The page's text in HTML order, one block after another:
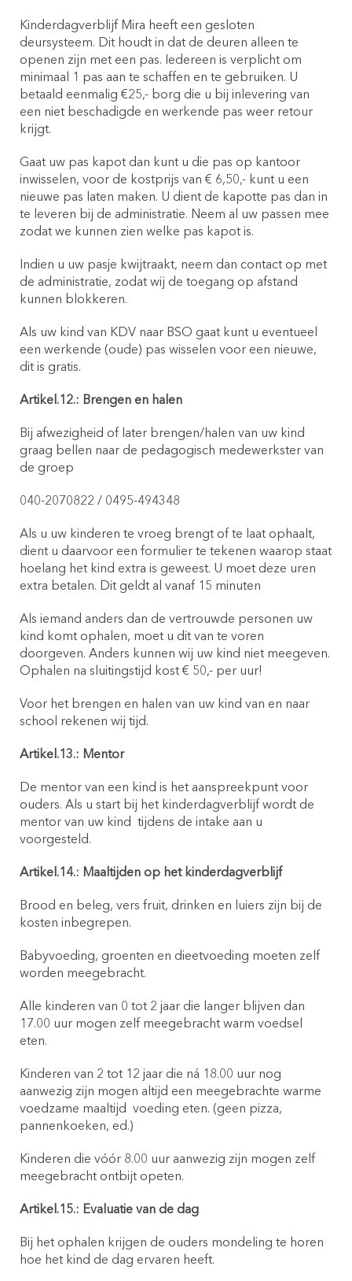
Kinderdagverblijf Mira heeft een gesloten
deursysteem. Dit houdt in dat de deuren alleen te
openen zijn met een pas. Iedereen is verplicht om
minimaal 1 pas aan te schaffen en te gebruiken. U
betaald eenmalig €25,- borg die u bij inlevering van
een niet beschadigde en werkende pas weer retour
krijgt.
Gaat uw pas kapot dan kunt u die pas op kantoor
inwisselen, voor de kostprijs van € 6,50,- kunt u een
nieuwe pas laten maken. U dient de kapotte pas dan in
te leveren bij de administratie. Neem al uw passen mee
zodat we kunnen zien welke pas kapot is.
Indien u uw pasje kwijtraakt, neem dan contact op met
de administratie, zodat wij de toegang op afstand
kunnen blokkeren.
Als uw kind van KDV naar BSO gaat kunt u eventueel
een werkende (oude) pas wisselen voor een nieuwe,
dit is gratis.
Artikel.12.: Brengen en halen
Bij afwezigheid of later brengen/halen van uw kind
graag bellen naar de pedagogisch medewerkster van
de groep
040-2070822 / 0495-494348
Als u uw kinderen te vroeg brengt of te laat ophaalt,
dient u daarvoor een formulier te tekenen waarop staat
hoelang het kind extra is geweest. U moet deze uren
extra betalen. Dit geldt al vanaf 15 minuten
Als iemand anders dan de vertrouwde personen uw
kind komt ophalen, moet u dit van te voren
doorgeven. Anders kunnen wij uw kind niet meegeven.
Ophalen na sluitingstijd kost € 50,- per uur!
Voor het brengen en halen van uw kind van en naar
school rekenen wij tijd.
Artikel.13.: Mentor
De mentor van een kind is het aanspreekpunt voor
ouders. Als u start bij het kinderdagverblijf wordt de
mentor van uw kind
tijdens de intake aan u
voorgesteld.
Artikel.14.: Maaltijden op het kinderdagverblijf
Brood en beleg, vers fruit, drinken en luiers zijn bij de
kosten inbegrepen.
Babyvoeding, groenten en dieetvoeding moeten zelf
worden meegebracht.
Alle kinderen van 0 tot 2 jaar die langer blijven dan
17.00 uur mogen zelf meegebracht warm voedsel
eten.
Kinderen van 2 tot 12 jaar die ná 18.00 uur nog
aanwezig zijn mogen altijd een meegebrachte warme
voedzame maaltijd
voeding eten. (geen pizza,
pannenkoeken, ed.)
Kinderen die vóór 8.00 uur aanwezig zijn mogen zelf
meegebracht ontbijt opeten.
Artikel.15.: Evaluatie van de dag
Bij het ophalen krijgen de ouders mondeling te horen
hoe het kind de dag ervaren heeft.